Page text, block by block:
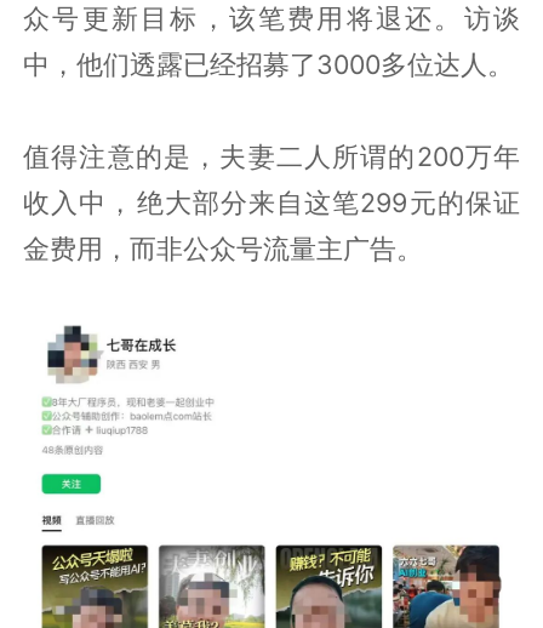
众号更新目标，该笔费用将退还。访谈
中，他们透露已经招募了3000多位达人。
值得注意的是，夫妻二人所谓的200万年
收入中，‌绝大部分来自这笔299元的保证
金费用‌，而非公众号流量主广告。